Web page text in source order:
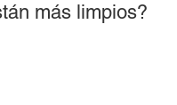
más limpios?